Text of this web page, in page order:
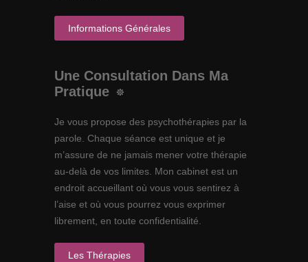
Informations Générales
Une Consultation Dans Ma
Pratique
Je vous propose des psychothérapies par la
parole. Chaque séance est unique et je
m’assure de ne jamais mener votre thérapie
au-delà de vos limites. Mon cabinet est un
endroit accueillant où vous vous sentirez à
l’aise et où vous pourrez vous exprimer
librement, en toute confidentialité.
Les Thérapies